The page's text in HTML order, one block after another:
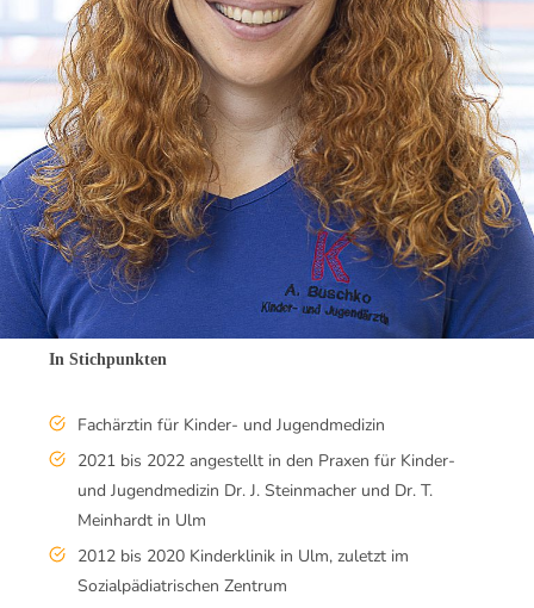
In Stichpunkten
Fachärztin für Kinder- und Jugendmedizin
2021 bis 2022 angestellt in den Praxen für Kinder-
und Jugendmedizin Dr. J. Steinmacher und Dr. T.
Meinhardt in Ulm
2012 bis 2020 Kinderklinik in Ulm, zuletzt im
Sozialpädiatrischen Zentrum